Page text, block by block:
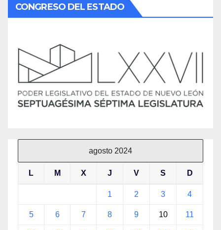
CONGRESO DEL ESTADO
agosto 2024
L M X J V S D
1 2 3 4
5 6 7 8 9 10 11